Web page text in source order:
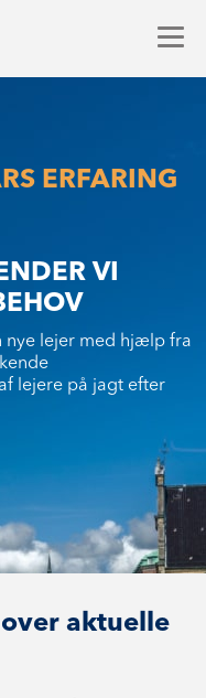
ERFARING
VI
nye lejer med hjælp fra
lejere på jagt efter
aktuelle